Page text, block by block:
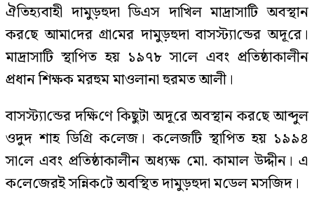
ঐতিহ‌্যবাহী দামুড়হুদা ডিএস দা‌খিল মাদ্রাসাটি অবস্থান
কর‌ছে আমা‌দের গ্রা‌মের দামুড়হুদা বাসস্ট‌্যা‌ন্ডের অদূ‌রে।
মাদ্রাসাটি স্থা‌পিত হয় ১৯৭৮ সা‌লে এবং প্রতিষ্ঠাকালীন
প্রধান শিক্ষক মরহুম মাওলানা হুরমত আলী।
বাসস্ট‌্যা‌ন্ডের দ‌ক্ষি‌ণে কিছুটা অদূ‌রে অবস্থান কর‌ছে আব্দুল
ওদুদ শাহ ডি‌গ্রি ক‌লেজ। ক‌লেজ‌টি স্থা‌পিত হয় ১৯৯৪
সা‌লে এবং প্রতিষ্ঠাকালীন অধ‌্যক্ষ মো. কামাল উদ্দীন। এ
ক‌লে‌জেরই স‌ন্নিক‌টে অব‌স্থিত দামুড়হুদা ম‌ডেল মস‌জিদ।